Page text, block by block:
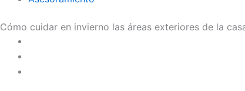
Cómo cuidar en invierno las áreas exteriores de la